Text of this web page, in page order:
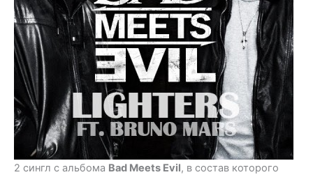
2 сингл с альбома Bad Meets Evil, в состав которого